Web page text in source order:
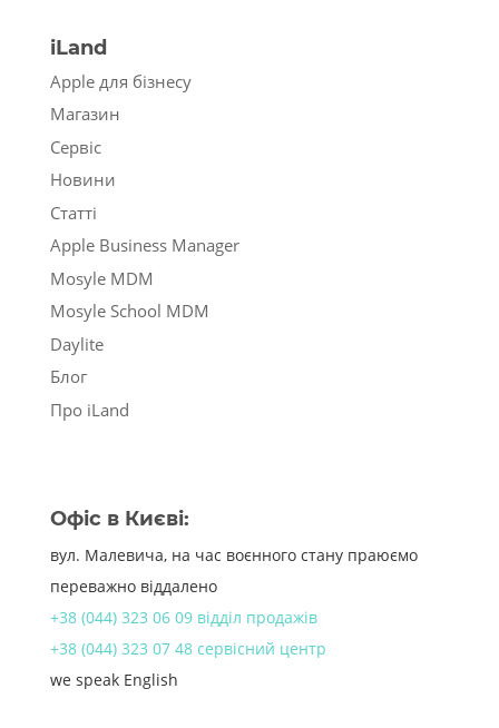
iLand
Apple для бізнесу
Магазин
Сервіс
Новини
Статті
Apple Business Manager
Mosyle MDM
Mosyle School MDM
Daylite
Блог
Про iLand
Офіс в Києві:
вул. Малевича, на час воєнного стану праюємо
переважно віддалено
+38 (044) 323 06 09 відділ продажів
+38 (044) 323 07 48 сервісний центр
we speak English